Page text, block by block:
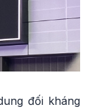
đối kháng